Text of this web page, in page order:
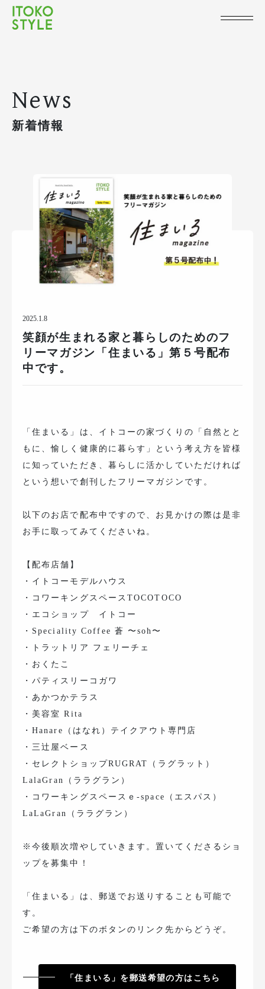
News
新着情報
2025.1.8
笑顔が生まれる家と暮らしのためのフ
リーマガジン「住まいる」第５号配布
中です。
「住まいる」は、イトコーの家づくりの「自然とと
もに、愉しく健康的に暮らす」という考え方を皆様
に知っていただき、暮らしに活かしていただければ
という想いで創刊したフリーマガジンです。
以下のお店で配布中ですので、お見かけの際は是非
お手に取ってみてくださいね。
【配布店舗】
・イトコーモデルハウス
・コワーキングスペースTOCOTOCO
・エコショップ イトコー
・Speciality Coffee 蒼 〜soh〜
・トラットリア フェリーチェ
・おくたこ
・パティスリーコガワ
・あかつかテラス
・美容室 Rita
・Hanare（はなれ）テイクアウト専門店
・三辻屋ベース
・セレクトショップRUGRAT（ラグラット）
LalaGran（ララグラン）
・コワーキングスペースｅ-space（エスパス）
LaLaGran（ララグラン）
※今後順次増やしていきます。置いてくださるショ
ップを募集中！
「住まいる」は、郵送でお送りすることも可能で
す。
ご希望の方は下のボタンのリンク先からどうぞ。
「住まいる」を郵送希望の方はこちら